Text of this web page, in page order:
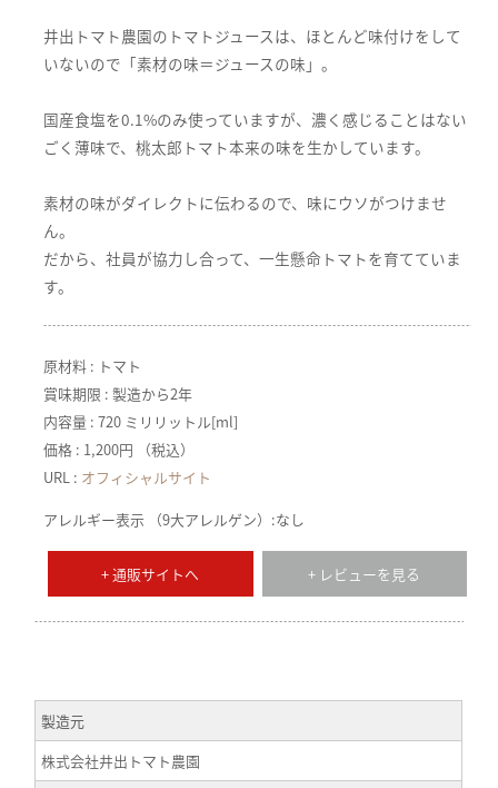
井出トマト農園のトマトジュースは、ほとんど味付けをして
いないので「素材の味＝ジュースの味」。
国産食塩を0.1%のみ使っていますが、濃く感じることはない
ごく薄味で、桃太郎トマト本来の味を生かしています。
素材の味がダイレクトに伝わるので、味にウソがつけませ
ん。
だから、社員が協力し合って、一生懸命トマトを育てていま
す。
原材料 : トマト
賞味期限 : 製造から2年
内容量 : 720 ミリリットル[ml]
価格 : 1,200円 （税込）
URL : オフィシャルサイト
アレルギー表示 （9大アレルゲン）:なし
+ 通販サイトへ + レビューを見る
製造元
株式会社井出トマト農園